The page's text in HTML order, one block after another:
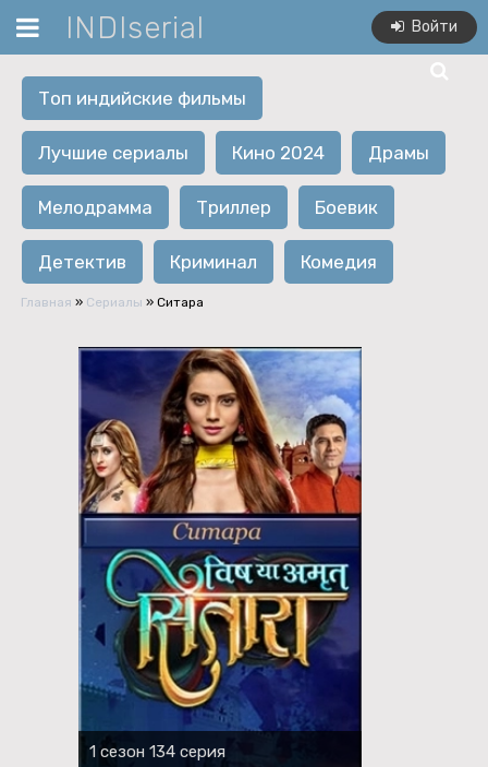
INDIserial Войти
Топ индийские фильмы
Лучшие сериалы Кино 2024 Драмы
Мелодрамма Триллер Боевик
Детектив Криминал Комедия
Главная » Сериалы » Ситара
1 сезон 134 серия